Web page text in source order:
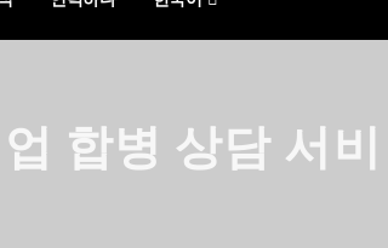
합병 상담 서비